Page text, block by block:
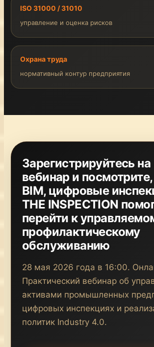
ISO 31000 / 31010
управление и оценка рисков
Охрана труда
нормативный контур предприятия
Зарегистрируйтесь на
вебинар и
BIM, цифровые
THE INSPECTION
перейти к
профилактическому
обслуживанию
28 мая 2026 года в 16:00.
Практический вебинар об
активами промышленных
цифровых инспекциях и
политик Industry 4.0.